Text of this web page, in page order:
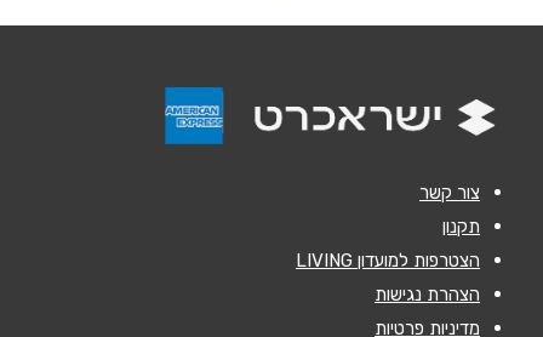
הודעה *
צור קשר
תקנון
הצטרפות למועדון LIVING
הצהרת נגישות
מדיניות פרטיות